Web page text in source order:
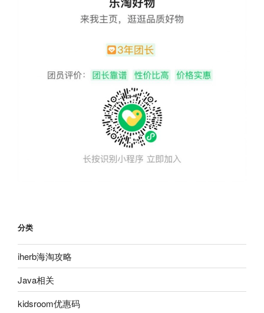
分类
iherb海淘攻略
Java相关
kidsroom优惠码